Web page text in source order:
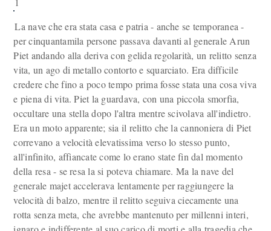
La nave che era stata casa e patria - anche se temporanea -
per cinquantamila persone passava davanti al generale Arun
Piet andando alla deriva con gelida regolarità, un relitto senza
vita, un ago di metallo contorto e squarciato. Era difficile
credere che fino a poco tempo prima fosse stata una cosa viva
e piena di vita. Piet la guardava, con una piccola smorfia,
occultare una stella dopo l'altra mentre scivolava all'indietro.
Era un moto apparente; sia il relitto che la cannoniera di Piet
correvano a velocità elevatissima verso lo stesso punto,
all'infinito, affiancate come lo erano state fin dal momento
della resa - se resa la si poteva chiamare. Ma la nave del
generale majet accelerava lentamente per raggiungere la
velocità di balzo, mentre il relitto seguiva ciecamente una
rotta senza meta, che avrebbe mantenuto per millenni interi,